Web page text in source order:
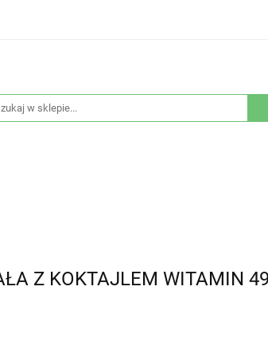
Z KOKTAJLEM WITAMIN